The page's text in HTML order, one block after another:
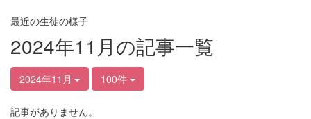
最近の生徒の様子
2024年11月の記事一覧
2024年11月 100件
記事がありません。